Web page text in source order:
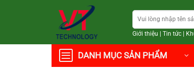
Tìm
kiếm:
Giới thiệu Tin tức|
DANH MỤC SẢN PHẨM